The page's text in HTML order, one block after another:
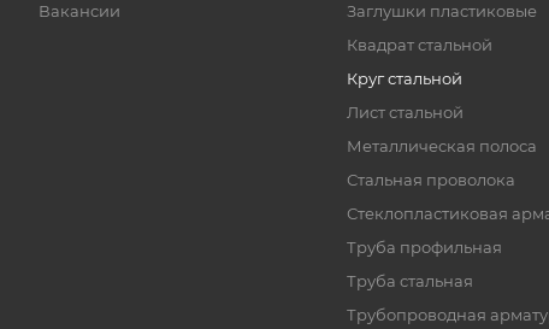
Вакансии
Заглушки пластиковые
Квадрат стальной
Круг стальной
Лист стальной
Металлическая полоса
Стальная проволока
Стеклопластиковая
Труба профильная
Труба стальная
Трубопроводная